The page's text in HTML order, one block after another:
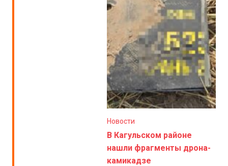
Новости
В Кагульском районе
нашли фрагменты дрона-
камикадзе